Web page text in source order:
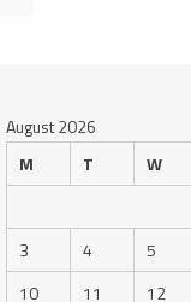
August 2026
M
T W
3
4 5
10
11 12